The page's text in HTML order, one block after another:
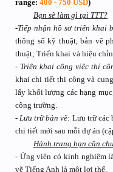
range: 400 - 750 USD)
Bạn sẽ làm gì tại TTT?
-Tiếp nhận hồ sơ triển khai
thông số kỹ thuật, bản vẽ
thuật; Triển khai và hiệu
- Triển khai công việc thi
khai chi tiết thi công và
lấy khối lượng các hạng
công trường.
-Lưu trữ bản vẽ: Lưu trữ các
chi tiết mới sau mỗi dự án
Hành trang bạn cần
- Ứng viên có kinh nghiệm
vẽ Tiếng Anh là một lợi thế.